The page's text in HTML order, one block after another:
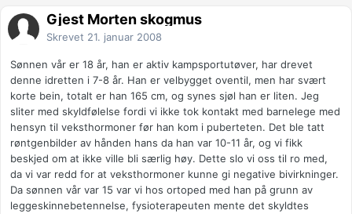
Gjest Morten skogmus
Skrevet 21. januar 2008
Sønnen vår er 18 år, han er aktiv kampsportutøver, har drevet
denne idretten i 7-8 år. Han er velbygget oventil, men har svært
korte bein, totalt er han 165 cm, og synes sjøl han er liten. Jeg
sliter med skyldfølelse fordi vi ikke tok kontakt med barnelege med
hensyn til veksthormoner før han kom i puberteten. Det ble tatt
røntgenbilder av hånden hans da han var 10-11 år, og vi fikk
beskjed om at ikke ville bli særlig høy. Dette slo vi oss til ro med,
da vi var redd for at veksthormoner kunne gi negative bivirkninger.
Da sønnen vår var 15 var vi hos ortoped med han på grunn av
leggeskinnebetennelse, fysioterapeuten mente det skyldtes